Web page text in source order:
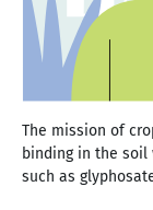
The mission of
binding in the
such as